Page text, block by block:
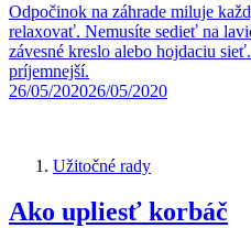
Odpočinok na záhrade miluje
relaxovať. Nemusíte sedieť na
závesné kreslo alebo hojdaciu
príjemnejší.
26/05/202026/05/2020
Užitočné rady
Ako upliesť korbáč